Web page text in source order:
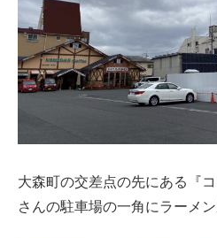
大森町の交差点の先にある『
さんの駐車場の一角にラーメ